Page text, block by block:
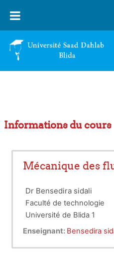
Informations du cours
Mécanique des
Dr Bensedira sidali
Faculté de technologie
Université de Blida 1
Matière : Mécanique des
Enseignant: Bensedira